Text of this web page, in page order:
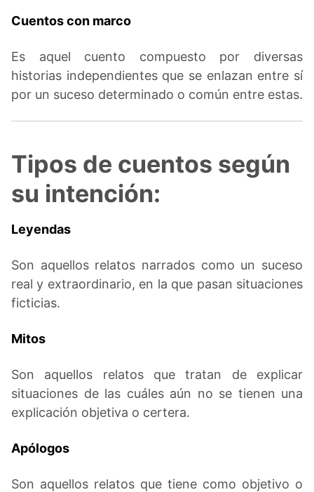
Cuentos con marco
Es aquel cuento compuesto por diversas
historias independientes que se enlazan entre sí
por un suceso determinado o común entre estas.
Tipos de cuentos según
su intención:
Leyendas
Son aquellos relatos narrados como un suceso
real y extraordinario, en la que pasan situaciones
ficticias.
Mitos
Son aquellos relatos que tratan de explicar
situaciones de las cuáles aún no se tienen una
explicación objetiva o certera.
Apólogos
Son aquellos relatos que tiene como objetivo o